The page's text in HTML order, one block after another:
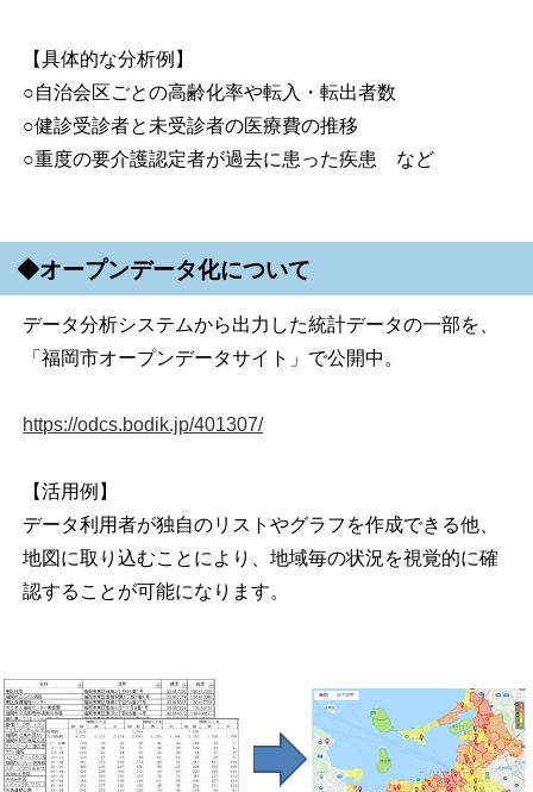
【具体的な分析例】
○自治会区ごとの高齢化率や転入・転出者数
○健診受診者と未受診者の医療費の推移
○重度の要介護認定者が過去に患った疾患 など
◆オープンデータ化について
データ分析システムから出力した統計データの一部を、
「福岡市オープンデータサイト」で公開中。
https://odcs.bodik.jp/401307/
【活用例】
データ利用者が独自のリストやグラフを作成できる他、
地図に取り込むことにより、地域毎の状況を視覚的に確
認することが可能になります。